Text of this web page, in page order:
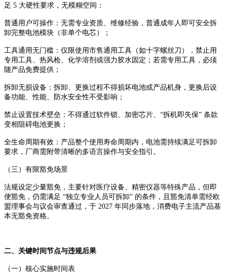
足 5 大硬性要求，无模糊空间：
普通用户可操作：无需专业资质、维修经验，普通成年人即可安全拆
卸完整电池模块（非单个电芯）；
工具通用无门槛：仅限使用市售通用工具（如十字螺丝刀），禁止用
专用工具、热风枪、化学溶剂或强力胶水固定；若需专用工具，必须
随产品免费提供；
拆卸无损设备：拆卸、更换过程不得损坏电池或产品机身，更换后设
备功能、性能、防水安全性不受影响；
禁止设置技术壁垒：不得通过软件锁、加密芯片、“拆机即失保” 条款
变相阻碍电池更换；
全生命周期有效：产品整个使用寿命周期内，电池需持续满足可拆卸
要求，厂商需附带清晰的多语言操作与安全指引。
（三）有限豁免场景
法规设定少量豁免，主要针对医疗设备、精密仪器等特殊产品，但即
便豁免，仍需满足 “独立专业人员可拆卸” 的条件，且豁免清单需经欧
盟理事会与议会审查通过，于 2027 年同步落地，消费电子主流产品基
本无豁免资格。
二、关键时间节点与违规后果
（一）核心实施时间表